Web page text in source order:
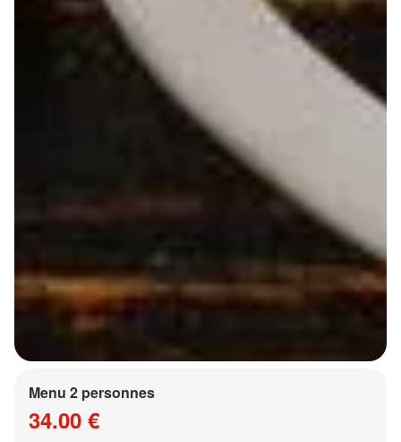
Menu 2 personnes
34.00 €